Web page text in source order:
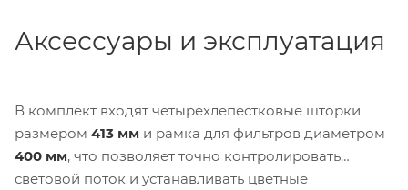
Аксессуары и эксплуатация
В комплект входят четырехлепестковые шторки
размером 413 мм и рамка для фильтров диаметром
400 мм, что позволяет точно контролировать
световой поток и устанавливать цветные